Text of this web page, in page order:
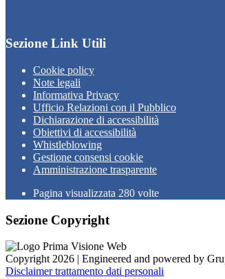
Sezione Link Utili
Cookie policy
Note legali
Informativa Privacy
Ufficio Relazioni con il Pubblico
Dichiarazione di accessibilità
Obiettivi di accessibilità
Whistleblowing
Gestione consensi cookie
Amministrazione trasparente
Pagina visualizzata 280 volte
Sezione Copyright
Copyright 2026 | Engineered and powered by
Disclaimer trattamento dati personali